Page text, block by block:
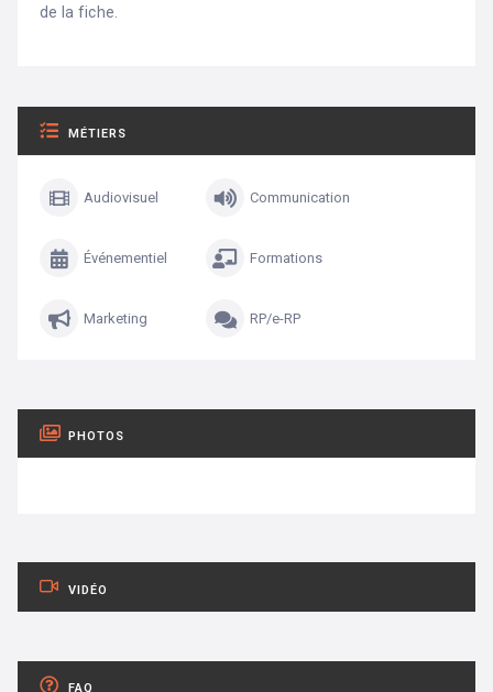
de la fiche.
MÉTIERS
Audiovisuel Communication
Événementiel Formations
Marketing RP/e-RP
PHOTOS
VIDÉO
FAQ